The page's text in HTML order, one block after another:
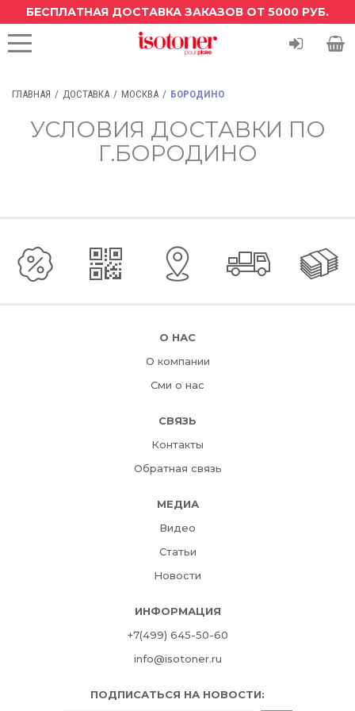
БЕСПЛАТНАЯ ДОСТАВКА ЗАКАЗОВ ОТ 5000 РУБ.
ГЛАВНАЯ ДОСТАВКА МОСКВА БОРОДИНО
УСЛОВИЯ ДОСТАВКИ ПО
Г.БОРОДИНО
О НАС
О компании
Сми о нас
СВЯЗЬ
Контакты
Обратная связь
МЕДИА
Видео
Статьи
Новости
ИНФОРМАЦИЯ
+7(499) 645-50-60
info@isotoner.ru
ПОДПИСАТЬСЯ НА НОВОСТИ: